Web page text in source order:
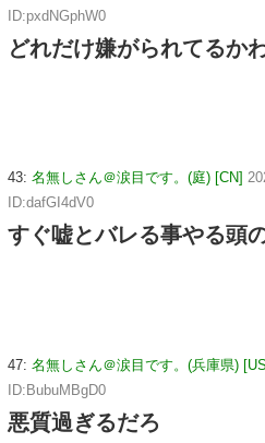
ID:pxdNGphW0
どれだけ嫌がられてるか
43: 名無しさん＠涙目です。(庭) [CN]
ID:dafGI4dV0
すぐ嘘とバレる事やる頭
47: 名無しさん＠涙目です。(兵庫県)
ID:BubuMBgD0
悪質過ぎるだろ